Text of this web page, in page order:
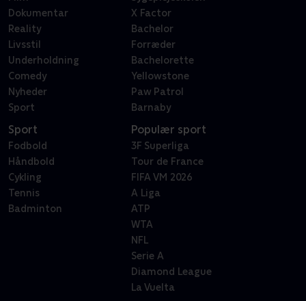
Dokumentar
Reality
Livsstil
Underholdning
Comedy
Nyheder
Sport
X Factor
Bachelor
Forræder
Bachelorette
Yellowstone
Paw Patrol
Barnaby
Sport
Fodbold
Håndbold
Cykling
Tennis
Badminton
Populær sport
3F Superliga
Tour de France
FIFA VM 2026
A Liga
ATP
WTA
NFL
Serie A
Diamond League
La Vuelta